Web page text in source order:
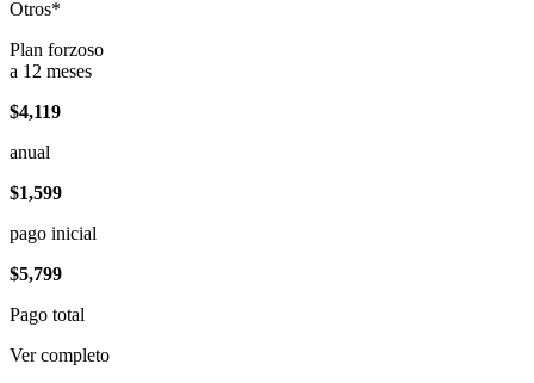
Otros*
Plan forzoso
a 12 meses
$4,119
anual
$1,599
pago inicial
$5,799
Pago total
Ver completo